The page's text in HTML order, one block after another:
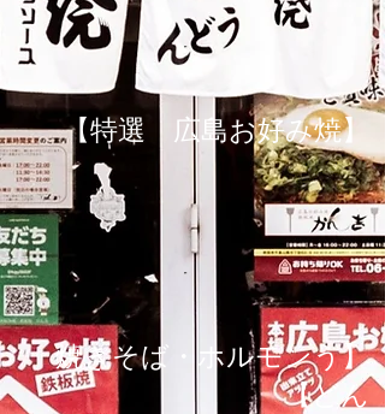
【特選 広島お好み焼】
【焼きそば・ホルモンう
どん】